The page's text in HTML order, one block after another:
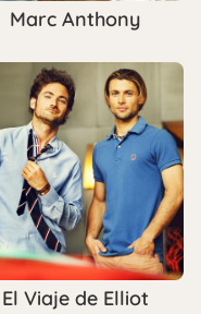
Marc Anthony
El Viaje de Elliot